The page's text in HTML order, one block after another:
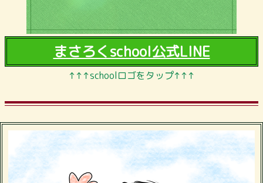
まさろくschool公式LINE
↑↑↑schoolロゴをタップ↑↑↑